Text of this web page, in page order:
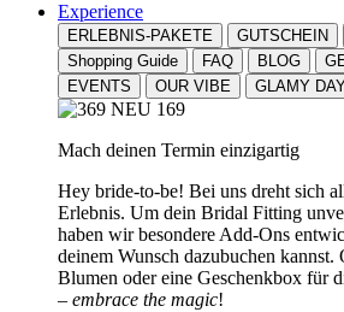
Experience
ERLEBNIS-PAKETE GUTSCHEIN
Shopping Guide
FAQ BLOG
EVENTS
OUR VIBE GLAMY
Mach deinen Termin einzigartig
Hey bride-to-be! Bei uns dreht sich
Erlebnis. Um dein Bridal Fitting
haben wir besondere Add-Ons
deinem Wunsch dazubuchen
Blumen oder eine Geschenkbox für
– embrace the magic!